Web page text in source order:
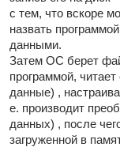
с тем, что вскоре
назвать
данными.
Затем ОС берет
программой, читает
данные) ,
е. производит
данных) , после
загруженной в